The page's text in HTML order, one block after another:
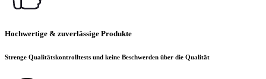
Hochwertige & zuverlässige Produkte
Strenge Qualitätskontrolltests und keine Beschwerden über die Qualität